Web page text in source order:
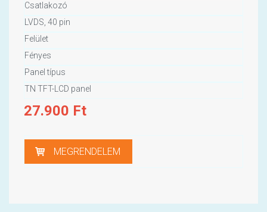
Csatlakozó
LVDS, 40 pin
Felület
Fényes
Panel típus
TN TFT-LCD panel
27.900 Ft
MEGRENDELEM